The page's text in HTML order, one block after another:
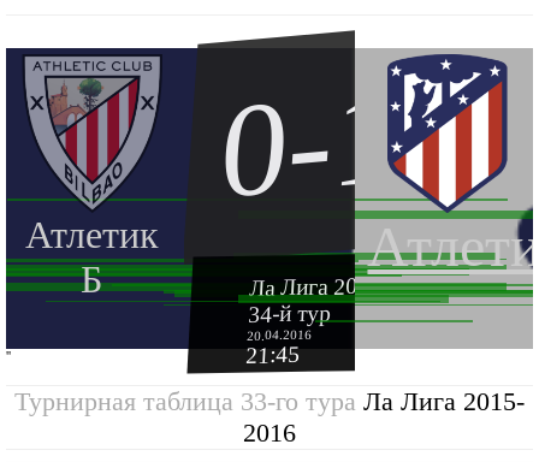
Атлетик
Б
0-1
Ла Лига 2015-2016
34-й тур
20.04.2016
21:45
''
Турнирная таблица 33-го тура Ла Лига 2015-
2016